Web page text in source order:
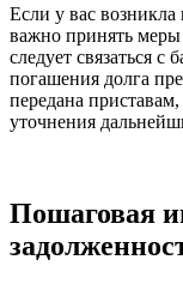
Если у вас возникла
важно принять
следует связаться с
погашения долга
передана
уточнения
Пошаговая